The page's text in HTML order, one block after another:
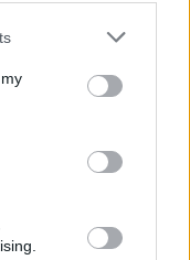
από ένωση
έναντι του
όλα τα στοιχεία της
των στοιχείων
συνθηκών που